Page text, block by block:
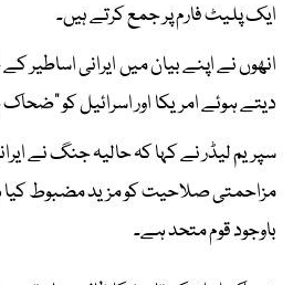
ایک پلیٹ فارم پر جمع کرتے ہیں۔
انھوں نے اپنے بیان میں ایرانی اساطیر
دیتے ہوئے امریکا اور اسرائیل کو
سپریم لیڈر نے کہا کہ حالیہ جنگ نے
مزاحمتی صلاحیت کو مزید مضبوط کیا
باوجود قوم متحد ہے۔